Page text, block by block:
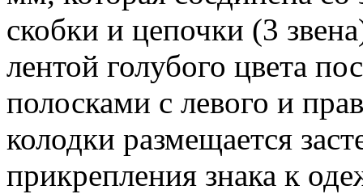
скобки и цепочки (3
лентой голубого цвета
полосками с левого и
колодки размещается
прикрепления знака к